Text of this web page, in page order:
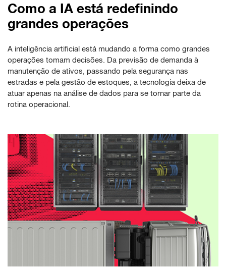
Como a IA está redefinindo
grandes operações
A inteligência artificial está mudando a forma como grandes
operações tomam decisões. Da previsão de demanda à
manutenção de ativos, passando pela segurança nas
estradas e pela gestão de estoques, a tecnologia deixa de
atuar apenas na análise de dados para se tornar parte da
rotina operacional.